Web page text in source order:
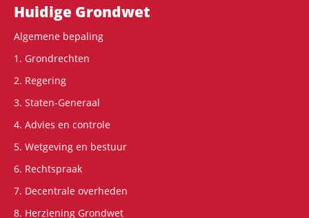
Hoofdnavigatie
Huidige Grondwet
Algemene bepaling
1. Grondrechten
2. Regering
3. Staten-Generaal
4. Advies en controle
5. Wetgeving en bestuur
6. Rechtspraak
7. Decentrale overheden
8. Herziening Grondwet